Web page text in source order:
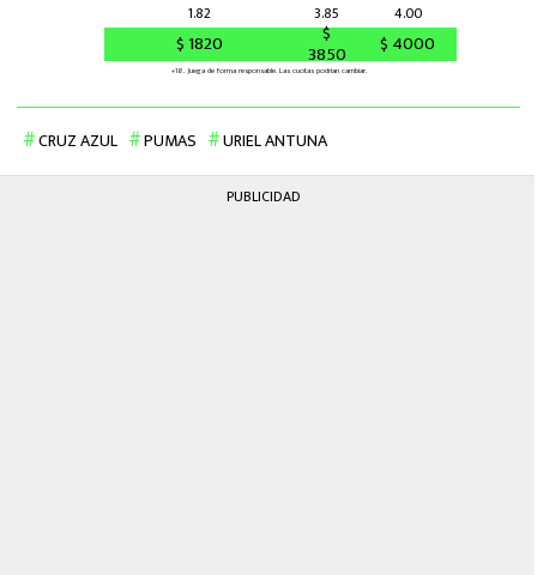
CRUZ AZUL PUMAS URIEL ANTUNA
PUBLICIDAD